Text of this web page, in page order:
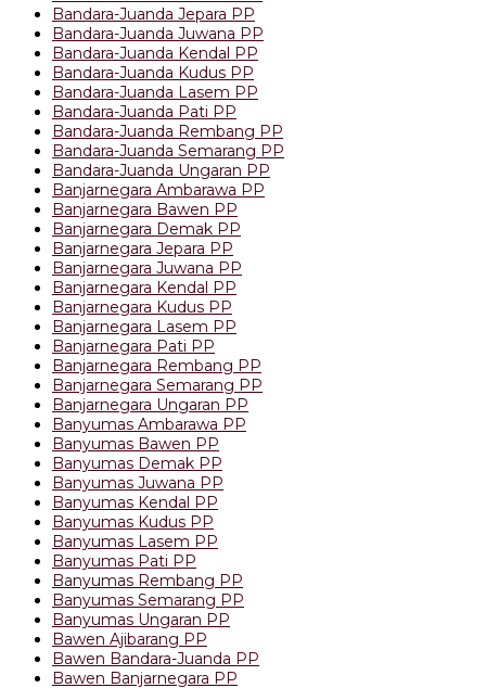
Bandara-Juanda Jepara PP
Bandara-Juanda Juwana PP
Bandara-Juanda Kendal PP
Bandara-Juanda Kudus PP
Bandara-Juanda Lasem PP
Bandara-Juanda Pati PP
Bandara-Juanda Rembang PP
Bandara-Juanda Semarang PP
Bandara-Juanda Ungaran PP
Banjarnegara Ambarawa PP
Banjarnegara Bawen PP
Banjarnegara Demak PP
Banjarnegara Jepara PP
Banjarnegara Juwana PP
Banjarnegara Kendal PP
Banjarnegara Kudus PP
Banjarnegara Lasem PP
Banjarnegara Pati PP
Banjarnegara Rembang PP
Banjarnegara Semarang PP
Banjarnegara Ungaran PP
Banyumas Ambarawa PP
Banyumas Bawen PP
Banyumas Demak PP
Banyumas Juwana PP
Banyumas Kendal PP
Banyumas Kudus PP
Banyumas Lasem PP
Banyumas Pati PP
Banyumas Rembang PP
Banyumas Semarang PP
Banyumas Ungaran PP
Bawen Ajibarang PP
Bawen Bandara-Juanda PP
Bawen Banjarnegara PP